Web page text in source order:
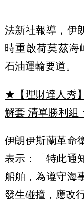
法新社報導，伊
時重啟荷莫茲海
石油運輸要道。
★【理財達人秀
解套 清單勝利組
伊朗伊斯蘭革命
表示：「特此通
船舶，為遵守海
發生碰撞，應改